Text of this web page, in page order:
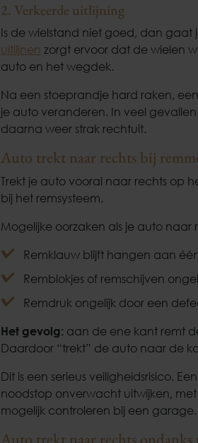
2. Verkeerde uitlijning
Is de wielstand niet goed, dan gaat
uitlijnen zorgt ervoor dat de wielen
auto en het wegdek.
Na een stoeprandje hard raken,
je auto veranderen. In veel
daarna weer strak rechtuit.
Auto trekt naar rechts bij
Trekt je auto vooral naar rechts op
bij het remsysteem.
Mogelijke oorzaken als je auto naar
Remklauw blijft hangen aan
Remblokjes of remschijven
Remdruk ongelijk door een
Het gevolg: aan de ene kant remt
Daardoor “trekt” de auto naar de
Dit is een serieus veiligheidsrisico.
noodstop onverwacht uitwijken,
mogelijk controleren bij een garage.